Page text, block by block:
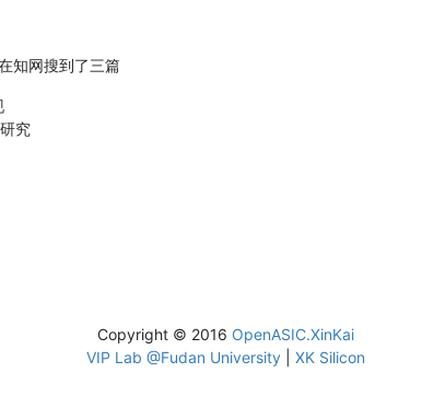
知网搜到了三篇
究
Copyright © 2016 OpenASIC.XinKai
VIP Lab @Fudan University| XK Silicon